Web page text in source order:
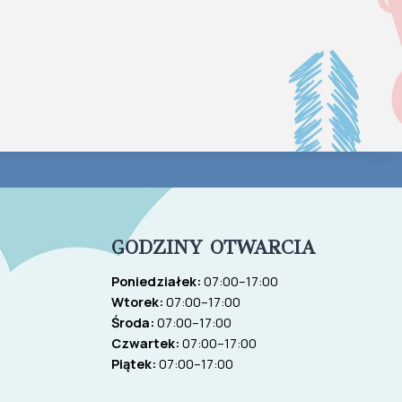
GODZINY OTWARCIA
Poniedziałek: 07:00–17:00
Wtorek: 07:00–17:00
Środa: 07:00–17:00
Czwartek: 07:00–17:00
Piątek: 07:00–17:00